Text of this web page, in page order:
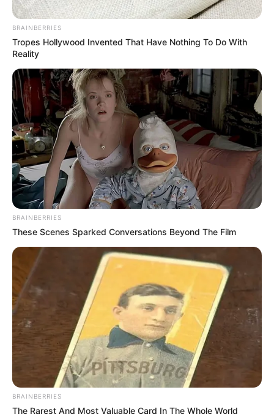
Posted
in
Friss hírek
Tragédia a Haraszti úton:
motorbalesetben vesztette
életét a híres magyar kovács
BRAINBERRIES
Tropes Hollywood Invented That Have Nothing To Do With
Reality
BRAINBERRIES
These Scenes Sparked Conversations Beyond The Film
BRAINBERRIES
The Rarest And Most Valuable Card In The Whole World